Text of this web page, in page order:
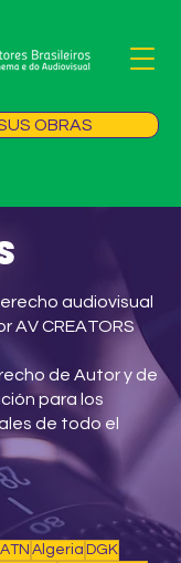
OBRAS
audiovisual
AV CREATORS
de Autor y de
para los
de todo el
ATN Algeria DGK